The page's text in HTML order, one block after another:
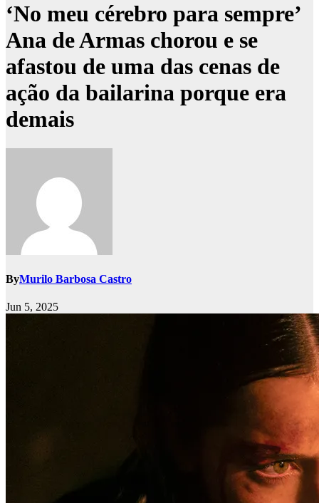
‘No meu cérebro para sempre’
Ana de Armas chorou e se
afastou de uma das cenas de
ação da bailarina porque era
demais
ByMurilo Barbosa Castro
Jun 5, 2025